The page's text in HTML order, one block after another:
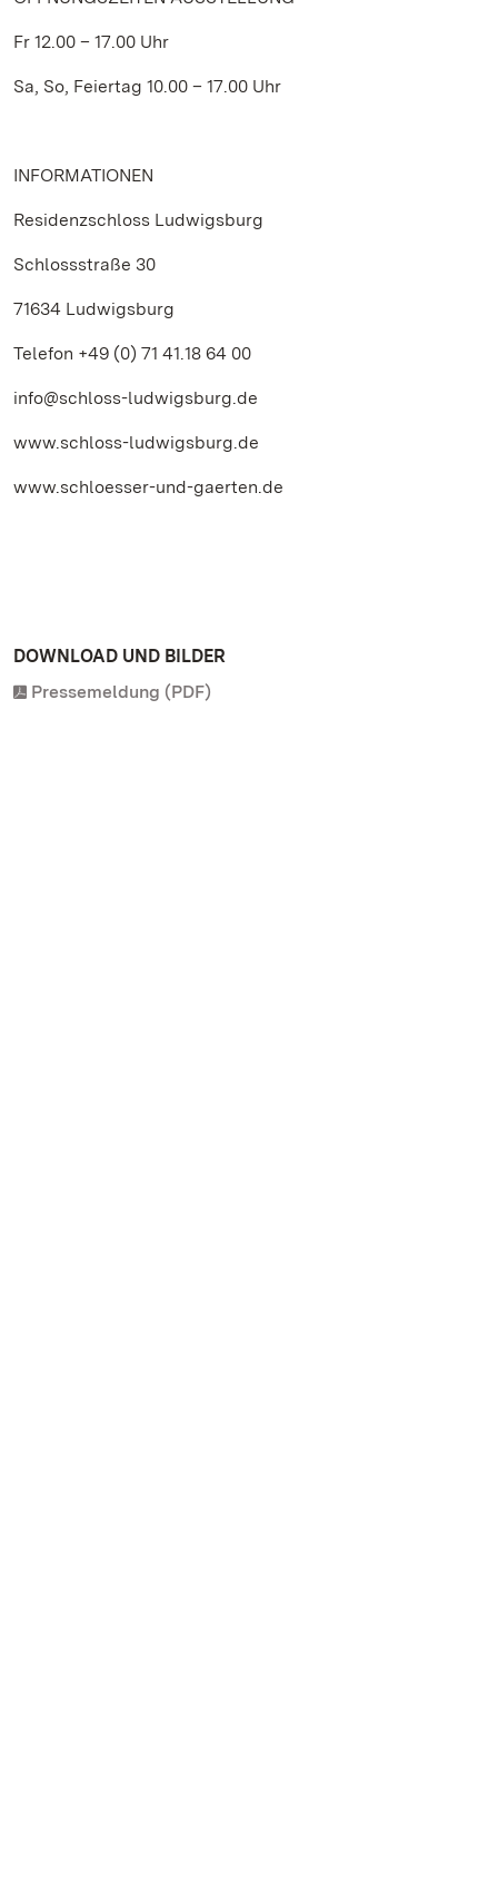
Fr 12.00 – 17.00 Uhr
Sa, So, Feiertag 10.00 – 17.00 Uhr
INFORMATIONEN
Residenzschloss Ludwigsburg
Schlossstraße 30
71634 Ludwigsburg
Telefon +49 (0) 71 41.18 64 00
info@schloss-ludwigsburg.de
www.schloss-ludwigsburg.de
www.schloesser-und-gaerten.de
DOWNLOAD UND BILDER
Pressemeldung (PDF)